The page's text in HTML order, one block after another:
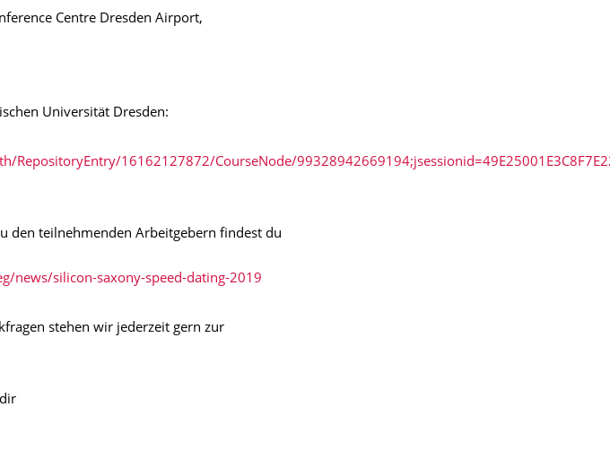
Centre Dresden Airport,
Universität Dresden:
RepositoryEntry/16162127872/CourseNode/
den teilnehmenden Arbeitgebern findest du
news/silicon-saxony-speed-dating-2019
stehen wir jederzeit gern zur